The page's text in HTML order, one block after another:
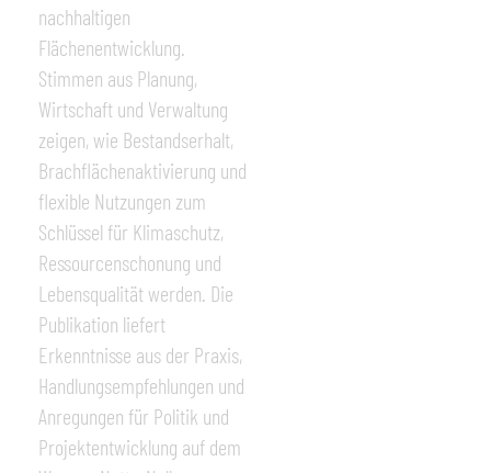
nachhaltigen
Flächenentwicklung.
Stimmen aus Planung,
Wirtschaft und Verwaltung
zeigen, wie Bestandserhalt,
Brachflächenaktivierung und
flexible Nutzungen zum
Schlüssel für Klimaschutz,
Ressourcenschonung und
Lebensqualität werden. Die
Publikation liefert
Erkenntnisse aus der Praxis,
Handlungsempfehlungen und
Anregungen für Politik und
Projektentwicklung auf dem